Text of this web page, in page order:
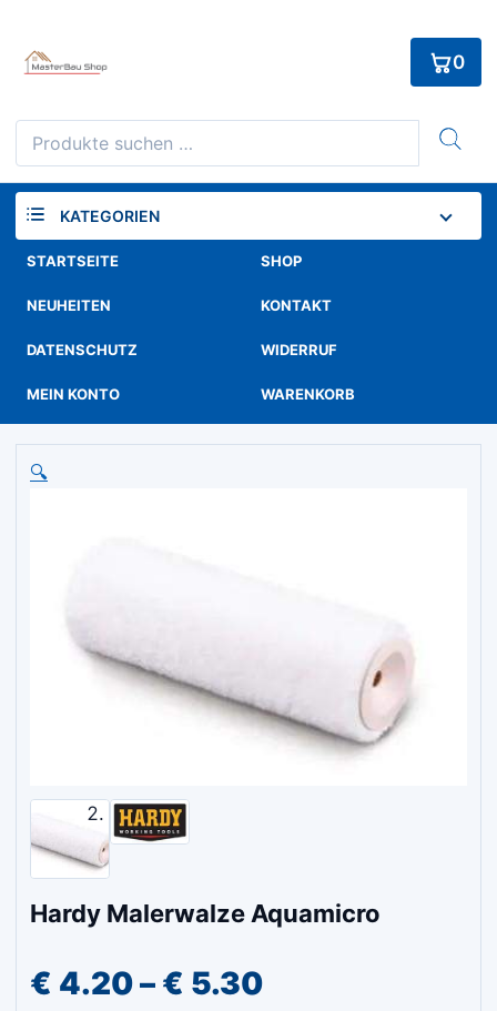
content
Suchen
nach:
0
KATEGORIEN
STARTSEITE SHOP
NEUHEITEN KONTAKT
DATENSCHUTZ WIDERRUF
MEIN KONTO WARENKORB
🔍
Hardy Malerwalze Aquamicro
€ 4.20– € 5.30Preisspanne: